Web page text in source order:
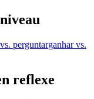
perguntarganhar vs.
reflexe